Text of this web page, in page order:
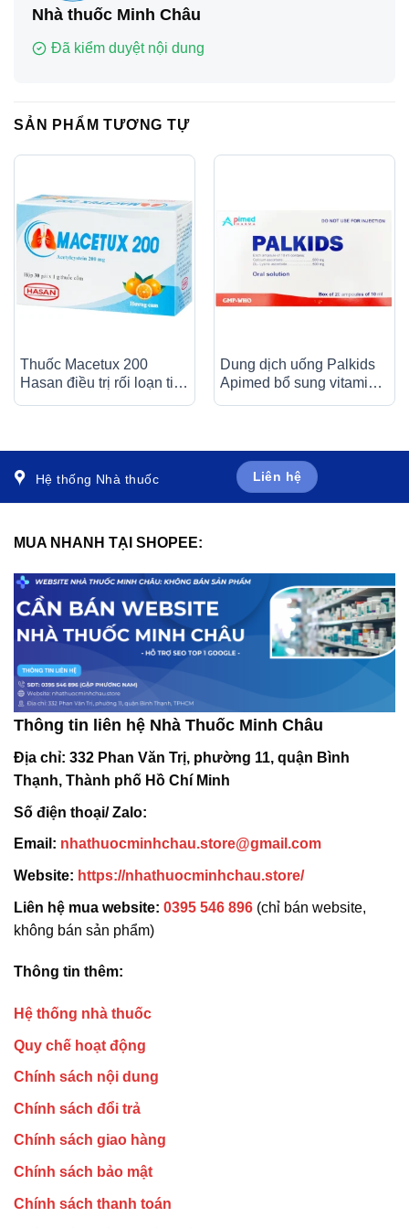
Nhà thuốc Minh Châu
Đã kiểm duyệt nội dung
SẢN PHẨM TƯƠNG TỰ
Thuốc Macetux 200
Hasan điều trị rối loạn tiết
Dung dịch uống Palkids
Apimed bổ sung vitamin,
Hệ thống Nhà thuốc Liên hệ
MUA NHANH TẠI SHOPEE:
Thông tin liên hệ Nhà Thuốc Minh Châu
Địa chỉ: 332 Phan Văn Trị, phường 11, quận Bình
Thạnh, Thành phố Hồ Chí Minh
Số điện thoại/ Zalo:
Email: nhathuocminhchau.store@gmail.com
Website: https://nhathuocminhchau.store/
Liên hệ mua website: 0395 546 896 (chỉ bán website,
không bán sản phẩm)
Thông tin thêm:
Hệ thống nhà thuốc
Quy chế hoạt động
Chính sách nội dung
Chính sách đổi trả
Chính sách giao hàng
Chính sách bảo mật
Chính sách thanh toán